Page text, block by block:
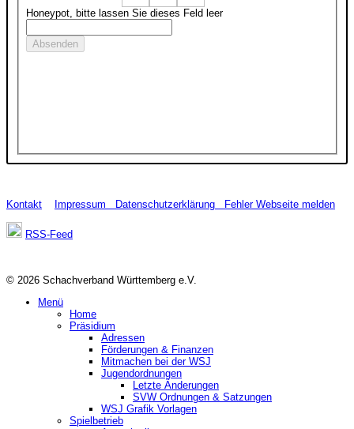
Honeypot, bitte lassen Sie dieses Feld leer
Kontakt Impressum Datenschutzerklärung Fehler Webseite melden
RSS-Feed
© 2026 Schachverband Württemberg e.V.
Menü
Home
Präsidium
Adressen
Förderungen & Finanzen
Mitmachen bei der WSJ
Jugendordnungen
Letzte Änderungen
SVW Ordnungen & Satzungen
WSJ Grafik Vorlagen
Spielbetrieb